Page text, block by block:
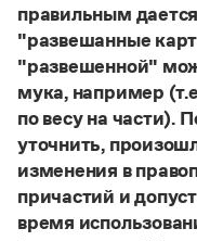
Справочник по
Словарь-справочник
Справочник по
Азбучные истины
Словарь-справочник
Все справочники
Журнал
правильным
"развешанные
"развешенной"
мука, например
по весу на части).
уточнить,
изменения в
причастий и
время